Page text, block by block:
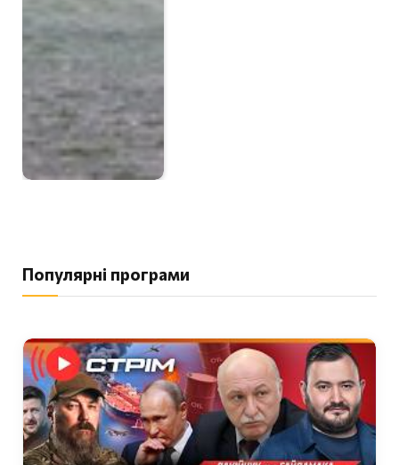
Популярні програми